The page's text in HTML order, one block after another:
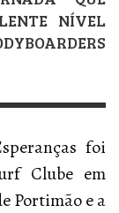
NÍVEL
foi
Clube em
Portimão e a